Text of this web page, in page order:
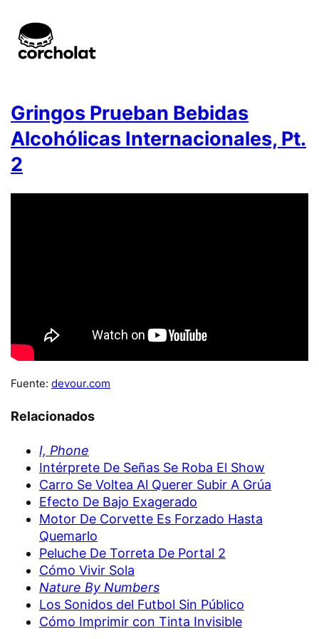
Gringos Prueban Bebidas
Alcohólicas Internacionales, Pt.
2
Fuente: devour.com
Relacionados
I, Phone
Intérprete De Señas Se Roba El Show
Carro Se Voltea Al Querer Subir A Grúa
Efecto De Bajo Exagerado
Motor De Corvette Es Forzado Hasta
Quemarlo
Peluche De Torreta De Portal 2
Cómo Vivir Sola
Nature By Numbers
Los Sonidos del Futbol Sin Público
Cómo Imprimir con Tinta Invisible